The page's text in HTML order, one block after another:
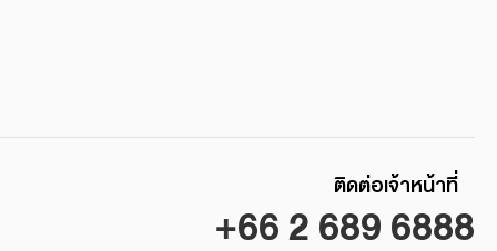
ติดต่อเจ้าหน้าที่
+66 2 689 6888